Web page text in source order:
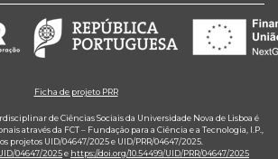
Ficha de projeto PRR
de Ciências Sociais da Universidade Nova de Lisboa é
através da FCT – Fundação para a Ciência e a Tecnologia, I.P.,
projetos UID/04647/2025 e UID/PRR/04647/2025.
04647/2025e https://doi.org/10.54499/UID/PRR/04647/2025